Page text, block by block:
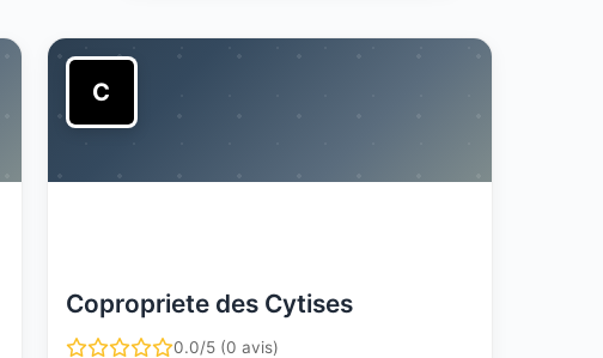
C
Copropriete des Cytises
0.0/5 (0 avis)